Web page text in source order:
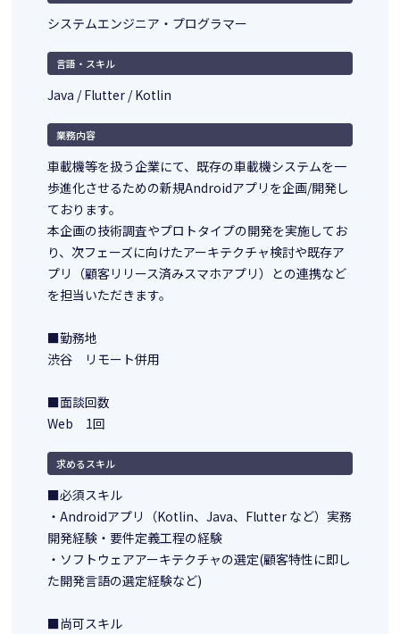
システムエンジニア・プログラマー
言語・スキル
Java / Flutter / Kotlin
業務内容
車載機等を扱う企業にて、既存の車載機システムを一
歩進化させるための新規Androidアプリを企画/開発し
ております。
本企画の技術調査やプロトタイプの開発を実施してお
り、次フェーズに向けたアーキテクチャ検討や既存ア
プリ（顧客リリース済みスマホアプリ）との連携など
を担当いただきます。
■勤務地
渋谷 リモート併用
■面談回数
Web 1回
求めるスキル
■必須スキル
・Androidアプリ（Kotlin、Java、Flutter など）実務
開発経験・要件定義工程の経験
・ソフトウェアアーキテクチャの選定(顧客特性に即し
た開発言語の選定経験など)
■尚可スキル